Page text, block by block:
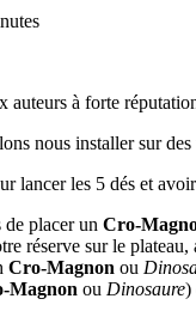
auteurs à forte
nous installer sur
lancer les 5 dés et
de placer un Cro-
réserve sur le
Cro-Magnon ou
Magnon ou Dinosaure)